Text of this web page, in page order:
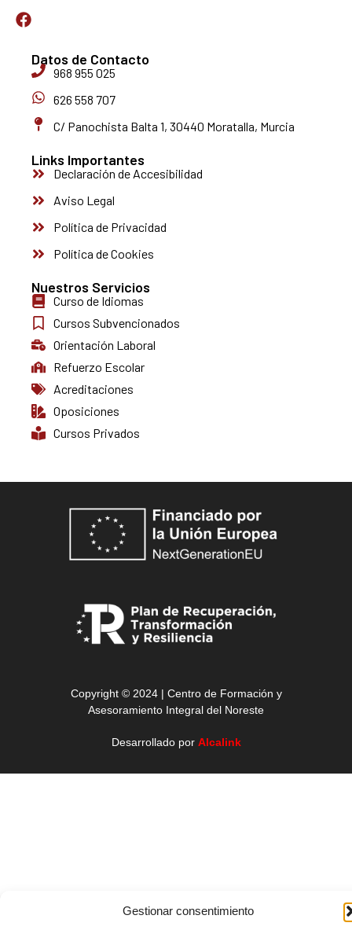
Gestionar consentimiento
Datos de Contacto
968 955 025
626 558 707
C/ Panochista Balta 1, 30440 Moratalla, Murcia
Links Importantes
Declaración de Accesibilidad
Aviso Legal
Política de Privacidad
Política de Cookies
Nuestros Servicios
Curso de Idiomas
Cursos Subvencionados
Orientación Laboral
Refuerzo Escolar
Acreditaciones
Oposiciones
Cursos Privados
Copyright © 2024 | Centro de Formación y
Asesoramiento Integral del Noreste
Desarrollado por Alcalink